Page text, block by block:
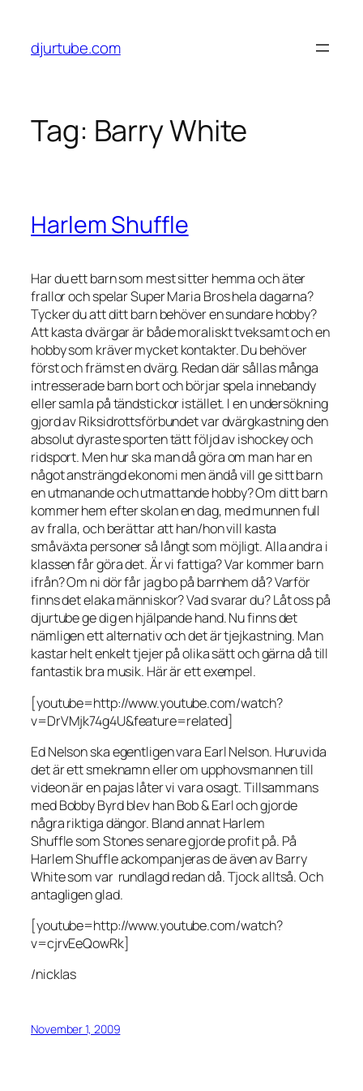
content
djurtube.com
Tag: Barry White
Harlem Shuffle
Har du ett barn som mest sitter hemma och äter
frallor och spelar Super Maria Bros hela dagarna?
Tycker du att ditt barn behöver en sundare hobby?
Att kasta dvärgar är både moraliskt tveksamt och en
hobby som kräver mycket kontakter. Du behöver
först och främst en dvärg. Redan där sållas många
intresserade barn bort och börjar spela innebandy
eller samla på tändstickor istället. I en undersökning
gjord av Riksidrottsförbundet var dvärgkastning den
absolut dyraste sporten tätt följd av ishockey och
ridsport. Men hur ska man då göra om man har en
något ansträngd ekonomi men ändå vill ge sitt barn
en utmanande och utmattande hobby? Om ditt barn
kommer hem efter skolan en dag, med munnen full
av fralla, och berättar att han/hon vill kasta
småväxta personer så långt som möjligt. Alla andra i
klassen får göra det. Är vi fattiga? Var kommer barn
ifrån? Om ni dör får jag bo på barnhem då? Varför
finns det elaka människor? Vad svarar du? Låt oss på
djurtube ge dig en hjälpande hand. Nu finns det
nämligen ett alternativ och det är tjejkastning. Man
kastar helt enkelt tjejer på olika sätt och gärna då till
fantastik bra musik. Här är ett exempel.
[youtube=http://www.youtube.com/watch?
v=DrVMjk74g4U&feature=related]
Ed Nelson ska egentligen vara Earl Nelson. Huruvida
det är ett smeknamn eller om upphovsmannen till
videon är en pajas låter vi vara osagt. Tillsammans
med Bobby Byrd blev han Bob & Earl och gjorde
några riktiga dängor. Bland annat Harlem
Shuffle som Stones senare gjorde profit på. På
Harlem Shuffle ackompanjeras de även av Barry
White som var rundlagd redan då. Tjock alltså. Och
antagligen glad.
[youtube=http://www.youtube.com/watch?
v=cjrvEeQowRk]
/nicklas
November 1, 2009